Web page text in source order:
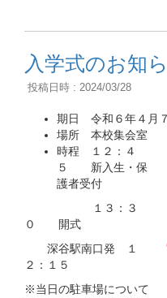
入学式のお知
投稿日時 : 2024/03/28
期日 令和６年４月７
場所 本校集会室
時程 １２：４
５ 新入生・保
護者受付
１３：３
０ 開式
深谷駅南口発 １
２：１５
※当日の駐車場について